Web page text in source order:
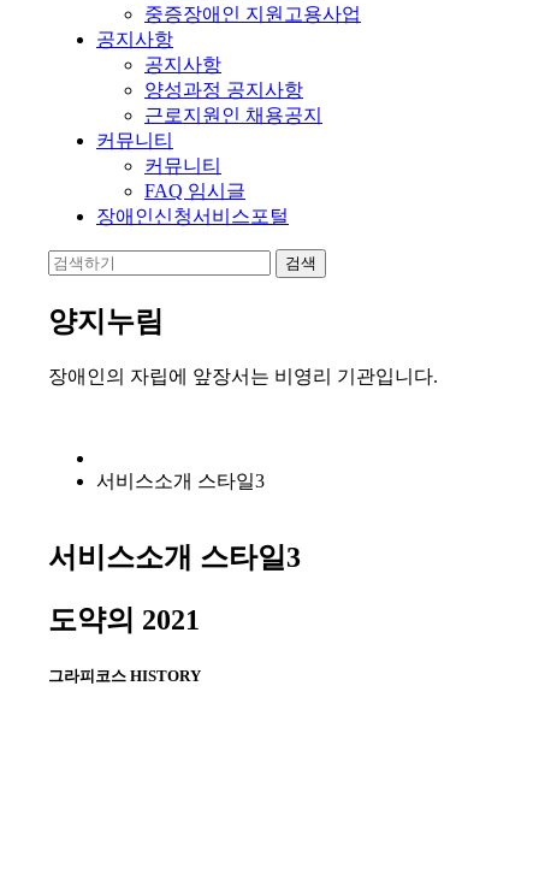
중증장애인 지원고용사업
공지사항
공지사항
양성과정 공지사항
근로지원인 채용공지
커뮤니티
커뮤니티
FAQ 임시글
장애인신청서비스포털
양지누림
장애인의 자립에 앞장서는 비영리 기관입니다.
서비스소개 스타일3
서비스소개 스타일3
도약의 2021
그라피코스 HISTORY